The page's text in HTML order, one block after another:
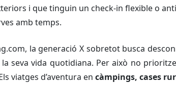
i que tinguin un check-in flexible o
amb temps.
la generació X sobretot busca
la seva vida quotidiana. Per això no
viatges d’aventura en càmpings, cases